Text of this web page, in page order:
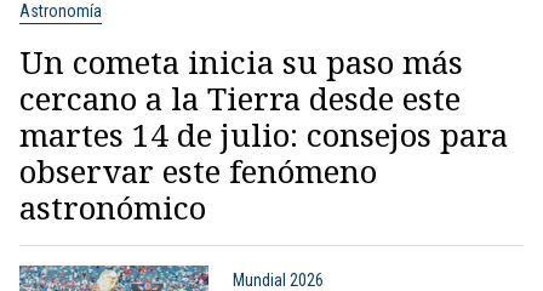
Astronomía
Un cometa inicia su paso más
cercano a la Tierra desde este
martes 14 de julio: consejos para
observar este fenómeno
astronómico
Mundial 2026